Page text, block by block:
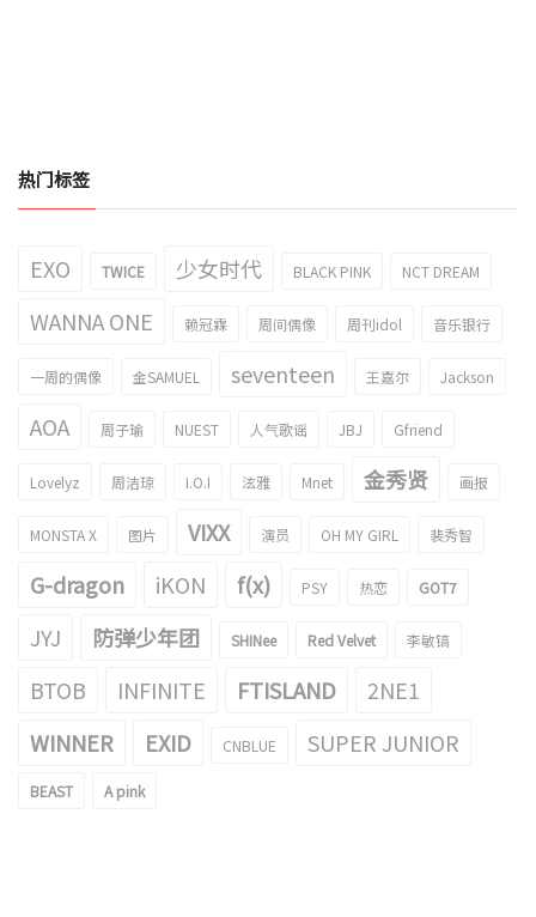
热门标签
EXO TWICE 少女时代 BLACK PINK NCT DREAM
WANNA ONE 赖冠霖 周间偶像 周刊idol 音乐银行
一周的偶像 金SAMUEL seventeen 王嘉尔 Jackson
AOA 周子瑜 NUEST 人气歌谣 JBJ Gfriend
Lovelyz 周洁琼 I.O.I 泫雅 Mnet 金秀贤 画报
MONSTA X 图片 VIXX 演员 OH MY GIRL 裴秀智
G-dragon iKON f(x) PSY 热恋 GOT7
JYJ 防弹少年团 SHINee Red Velvet 李敏镐
BTOB INFINITE FTISLAND
2NE1
WINNER
EXID CNBLUE SUPER JUNIOR
BEAST A pink